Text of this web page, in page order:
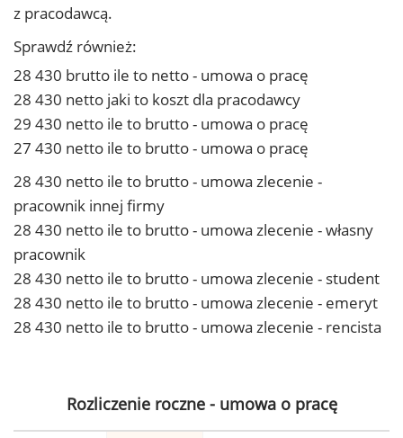
z pracodawcą.
Sprawdź również:
28 430 brutto ile to netto - umowa o pracę
28 430 netto jaki to koszt dla pracodawcy
29 430 netto ile to brutto - umowa o pracę
27 430 netto ile to brutto - umowa o pracę
28 430 netto ile to brutto - umowa zlecenie -
pracownik innej firmy
28 430 netto ile to brutto - umowa zlecenie - własny
pracownik
28 430 netto ile to brutto - umowa zlecenie - student
28 430 netto ile to brutto - umowa zlecenie - emeryt
28 430 netto ile to brutto - umowa zlecenie - rencista
Rozliczenie roczne - umowa o pracę